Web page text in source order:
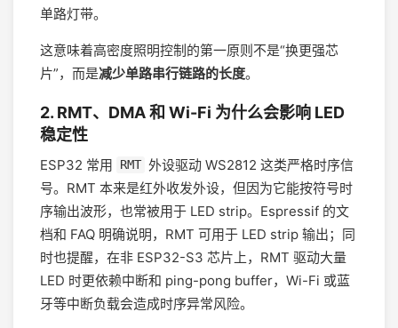
单路灯带。
这意味着高密度照明控制的第一原则不是“换更强芯
片”，而是减少单路串行链路的长度。
2. RMT、DMA 和 Wi-Fi 为什么会影响 LED
稳定性
ESP32 常用 RMT 外设驱动 WS2812 这类严格时序信
号。RMT 本来是红外收发外设，但因为它能按符号时
序输出波形，也常被用于 LED strip。Espressif 的文
档和 FAQ 明确说明，RMT 可用于 LED strip 输出；同
时也提醒，在非 ESP32-S3 芯片上，RMT 驱动大量
LED 时更依赖中断和 ping-pong buffer，Wi-Fi 或蓝
牙等中断负载会造成时序异常风险。